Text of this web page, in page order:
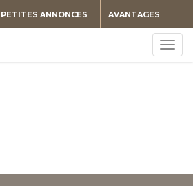
AVANTAGES
PETITES ANNONCES